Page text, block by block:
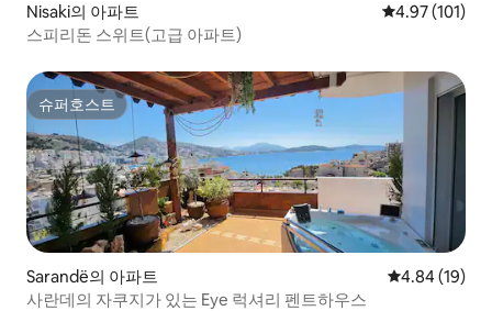
Nisaki의 아파트 평점 4.97점(5
4.97 (101)
스피리돈 스위트(고급 아파트)
슈퍼호스트
슈퍼호스트
Sarandë의 아파트 평점 4.84점(5
4.84 (19)
사란데의 자쿠지가 있는 Eye 럭셔리 펜트하우스